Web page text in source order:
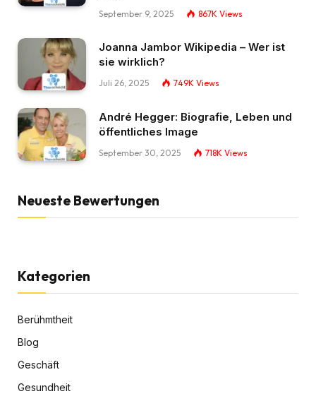
September 9, 2025 867K Views
Joanna Jambor Wikipedia – Wer ist
sie wirklich?
Juli 26, 2025 749K Views
André Hegger: Biografie, Leben und
öffentliches Image
September 30, 2025 718K Views
Neueste Bewertungen
Kategorien
Berühmtheit
Blog
Geschäft
Gesundheit